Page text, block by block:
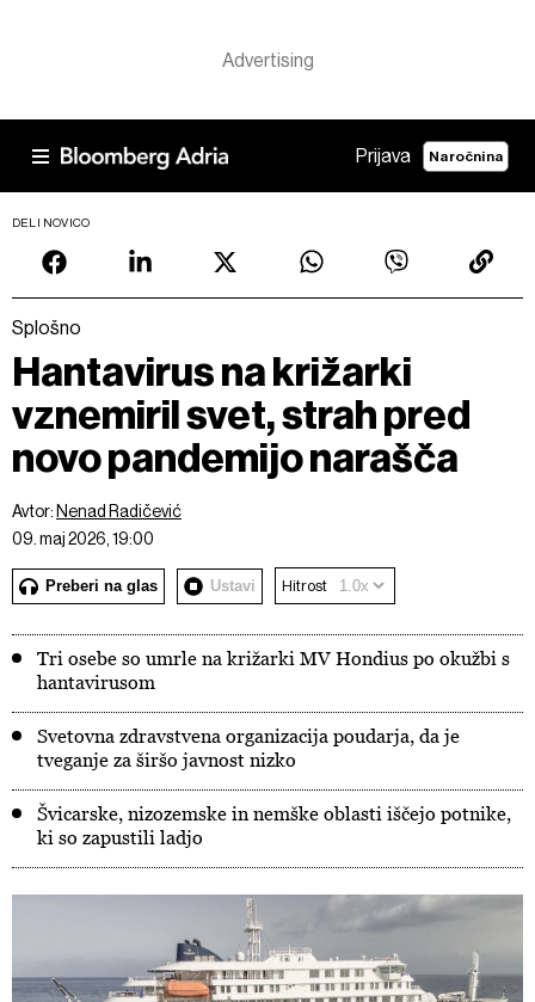
Prijava Naročnina
DELI NOVICO
Splošno
Hantavirus na križarki
vznemiril svet, strah pred
novo pandemijo narašča
Avtor: Nenad Radičević
09. maj 2026, 19:00
Preberi na glas Ustavi Hitrost
Tri osebe so umrle na križarki MV Hondius po okužbi s
hantavirusom
Svetovna zdravstvena organizacija poudarja, da je
tveganje za širšo javnost nizko
Švicarske, nizozemske in nemške oblasti iščejo potnike,
ki so zapustili ladjo